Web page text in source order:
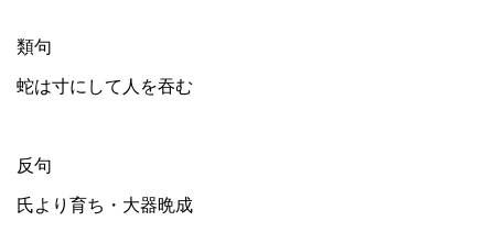
類句
蛇は寸にして人を吞む
反句
氏より育ち・大器晩成